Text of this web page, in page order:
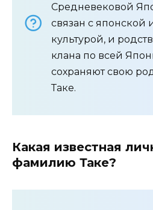
Средневековой
связан с японской
культурой, и
клана по всей
сохраняют свою
Таке.
Какая известная
фамилию Таке?